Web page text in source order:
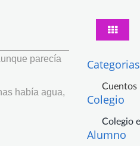
parecía
había agua,
Categorias
Cuentos
Colegio
Colegio
Alumno